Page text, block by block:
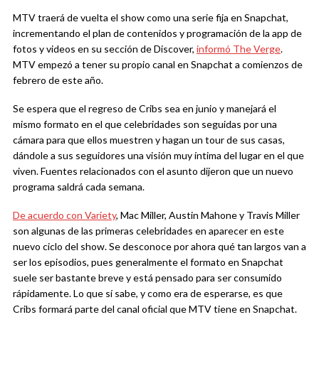
MTV traerá de vuelta el show como una serie fija en Snapchat,
incrementando el plan de contenidos y programación de la app de
fotos y videos en su sección de Discover, informó The Verge.
MTV empezó a tener su propio canal en Snapchat a comienzos de
febrero de este año.
Se espera que el regreso de Cribs sea en junio y manejará el
mismo formato en el que celebridades son seguidas por una
cámara para que ellos muestren y hagan un tour de sus casas,
dándole a sus seguidores una visión muy íntima del lugar en el que
viven. Fuentes relacionados con el asunto dijeron que un nuevo
programa saldrá cada semana.
De acuerdo con Variety, Mac Miller, Austin Mahone y Travis Miller
son algunas de las primeras celebridades en aparecer en este
nuevo ciclo del show. Se desconoce por ahora qué tan largos van a
ser los episodios, pues generalmente el formato en Snapchat
suele ser bastante breve y está pensado para ser consumido
rápidamente. Lo que sí sabe, y como era de esperarse, es que
Cribs formará parte del canal oficial que MTV tiene en Snapchat.